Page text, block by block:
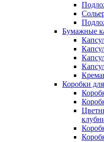
Бумажные
Коробки